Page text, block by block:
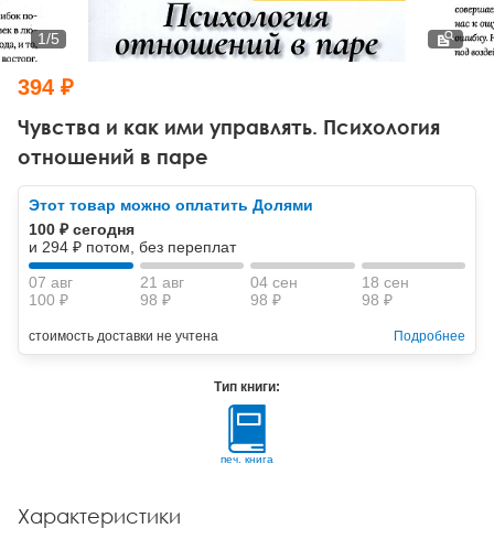
Тревожные расстройства, панические атаки
Психодрама
Другие направления психотерапии
Классический, эриксоновский гипноз и НЛП
НЛП
Психология труда и эргономика
Социальная психология
Социальная и организационная психология
Классический и юнгианский психоанализ
Чувства и как ими управлять. Психология
отношений в паре
1/5
394 ₽
Этот товар можно оплатить Долями
100 ₽ сегодня
и 294 ₽ потом, без переплат
07 авг
100 ₽
21 авг
98 ₽
04 сен
98 ₽
18 сен
98 ₽
стоимость доставки не учтена Подробнее
Тип книги:
печ. книга
Характеристики